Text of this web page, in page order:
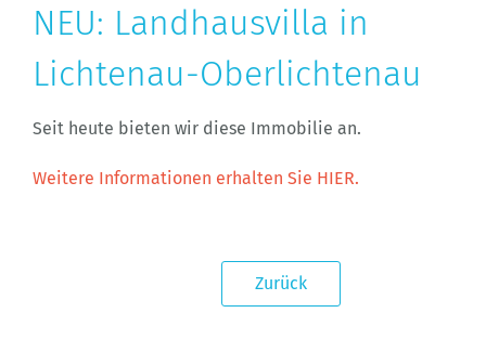
NEU: Landhausvilla in
Lichtenau-Oberlichtenau
Seit heute bieten wir diese Immobilie an.
Weitere Informationen erhalten Sie HIER.
Zurück